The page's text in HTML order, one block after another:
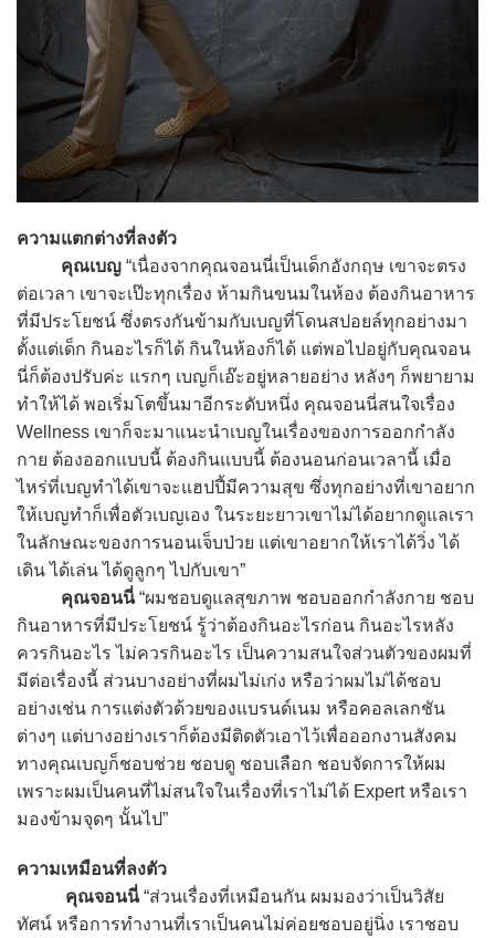
ความแตกต่างที่ลงตัว
คุณเบญ “เนื่องจากคุณจอนนี่เป็นเด็กอังกฤษ เขาจะตรง
ต่อเวลา เขาจะเป๊ะทุกเรื่อง ห้ามกินขนมในห้อง ต้องกินอาหาร
ที่มีประโยชน์ ซึ่งตรงกันข้ามกับเบญที่โดนสปอยล์ทุกอย่างมา
ตั้งแต่เด็ก กินอะไรก็ได้ กินในห้องก็ได้ แต่พอไปอยู่กับคุณจอน
นี่ก็ต้องปรับค่ะ แรกๆ เบญก็เอ๊ะอยู่หลายอย่าง หลังๆ ก็พยายาม
ทำให้ได้ พอเริ่มโตขึ้นมาอีกระดับหนึ่ง คุณจอนนี่สนใจเรื่อง
Wellness เขาก็จะมาแนะนำเบญในเรื่องของการออกกำลัง
กาย ต้องออกแบบนี้ ต้องกินแบบนี้ ต้องนอนก่อนเวลานี้ เมื่อ
ไหร่ที่เบญทำได้เขาจะแฮปปี้มีความสุข ซึ่งทุกอย่างที่เขาอยาก
ให้เบญทำก็เพื่อตัวเบญเอง ในระยะยาวเขาไม่ได้อยากดูแลเรา
ในลักษณะของการนอนเจ็บป่วย แต่เขาอยากให้เราได้วิ่ง ได้
เดิน ได้เล่น ได้ดูลูกๆ ไปกับเขา”
คุณจอนนี่“ผมชอบดูแลสุขภาพ ชอบออกกำลังกาย ชอบ
กินอาหารที่มีประโยชน์ รู้ว่าต้องกินอะไรก่อน กินอะไรหลัง
ควรกินอะไร ไม่ควรกินอะไร เป็นความสนใจส่วนตัวของผมที่
มีต่อเรื่องนี้ ส่วนบางอย่างที่ผมไม่เก่ง หรือว่าผมไม่ได้ชอบ
อย่างเช่น การแต่งตัวด้วยของแบรนด์เนม หรือคอลเลกชัน
ต่างๆ แต่บางอย่างเราก็ต้องมีติดตัวเอาไว้เพื่อออกงานสังคม
ทางคุณเบญก็ชอบช่วย ชอบดู ชอบเลือก ชอบจัดการให้ผม
เพราะผมเป็นคนที่ไม่สนใจในเรื่องที่เราไม่ได้ Expert หรือเรา
มองข้ามจุดๆ นั้นไป”
ความเหมือนที่ลงตัว
คุณจอนนี่“ส่วนเรื่องที่เหมือนกัน ผมมองว่าเป็นวิสัย
ทัศน์ หรือการทำงานที่เราเป็นคนไม่ค่อยชอบอยู่นิ่ง เราชอบ